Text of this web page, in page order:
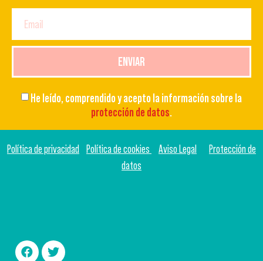
He leído, comprendido y acepto la información sobre la
protección de datos.
ENVIAR
Política de privacidad Política de cookies Aviso Legal
Protección de
datos